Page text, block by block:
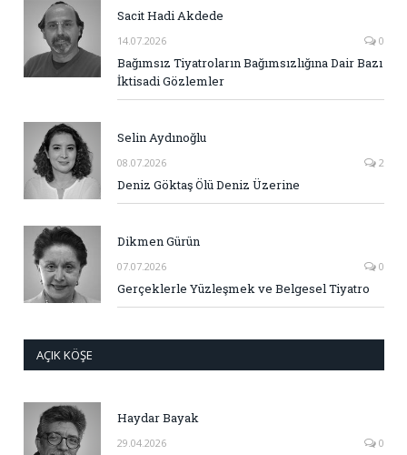
Sacit Hadi Akdede
14.07.2026 0
Bağımsız Tiyatroların Bağımsızlığına Dair Bazı
İktisadi Gözlemler
Selin Aydınoğlu
08.07.2026 2
Deniz Göktaş Ölü Deniz Üzerine
Dikmen Gürün
07.07.2026 0
Gerçeklerle Yüzleşmek ve Belgesel Tiyatro
AÇIK KÖŞE
Haydar Bayak
29.04.2026 0